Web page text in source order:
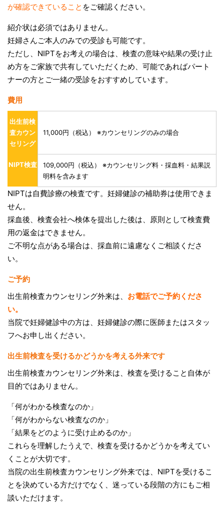
が確認できていること をご確認ください。
紹介状は必須ではありません。
妊婦さんご本人のみでの受診も可能です。
ただし、NIPTをお考えの場合は、検査の意味や結果の受け止
め方をご家族で共有していただくため、可能であればパート
ナーの方とご一緒の受診をおすすめしています。
費用
出生前検
査カウン
セリング
11,000円（税込） ※カウンセリングのみの場合
NIPT検査
109,000円（税込） ※カウンセリング料・採血料・結果説
明料を含みます
NIPTは自費診療の検査です。妊婦健診の補助券は使用できま
せん。
採血後、検査会社へ検体を提出した後は、原則として検査費
用の返金はできません。
ご不明な点がある場合は、採血前に遠慮なくご相談くださ
い。
ご予約
出生前検査カウンセリング外来は、 お電話でご予約くださ
い。
当院で妊婦健診中の方は、妊婦健診の際に医師またはスタッ
フへお申し出ください。
出生前検査を受けるかどうかを考える外来です
出生前検査カウンセリング外来は、検査を受けること自体が
目的ではありません。
「何がわかる検査なのか」
「何がわからない検査なのか」
「結果をどのように受け止めるのか」
これらを理解したうえで、検査を受けるかどうかを考えてい
くことが大切です。
当院の出生前検査カウンセリング外来では、NIPTを受けるこ
とを決めている方だけでなく、迷っている段階の方にもご相
談いただけます。